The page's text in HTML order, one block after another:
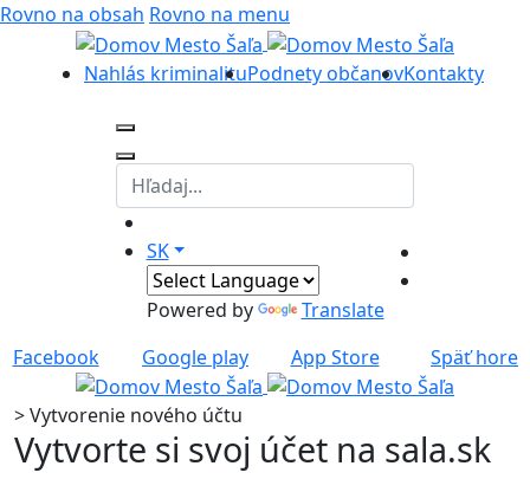
Rovno na obsah Rovno na menu
Nahlás kriminalituPodnety občanovKontakty
SK
Powered by
Translate
Facebook
Google play App Store Späť hore
>Vytvorenie nového účtu
Vytvorte si svoj účet na sala.sk